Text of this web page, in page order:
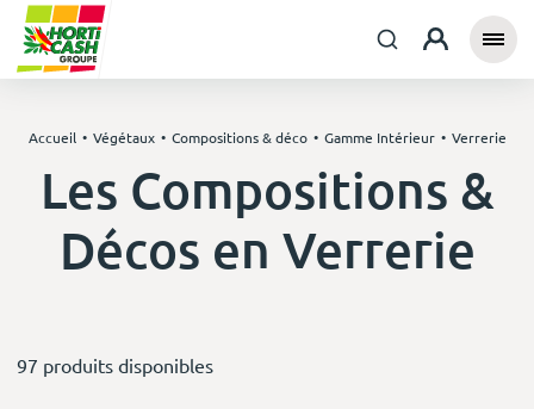
Accueil Végétaux Compositions & déco Gamme Intérieur Verrerie
Les Compositions &
Décos en Verrerie
97 produits disponibles